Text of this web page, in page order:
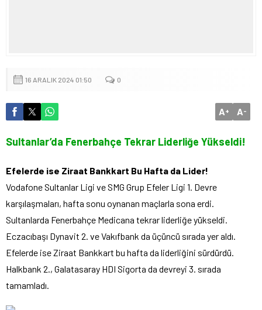
16 ARALIK 2024 01:50 0
A+ A-
Sultanlar’da Fenerbahçe Tekrar Liderliğe Yükseldi!
Efelerde ise Ziraat Bankkart Bu Hafta da Lider!
Vodafone Sultanlar Ligi ve SMG Grup Efeler Ligi 1. Devre
karşılaşmaları, hafta sonu oynanan maçlarla sona erdi.
Sultanlarda Fenerbahçe Medicana tekrar liderliğe yükseldi.
Eczacıbaşı Dynavit 2. ve Vakıfbank da üçüncü sırada yer aldı.
Efelerde ise Ziraat Bankkart bu hafta da liderliğini sürdürdü.
Halkbank 2., Galatasaray HDI Sigorta da devreyi 3. sırada
tamamladı.